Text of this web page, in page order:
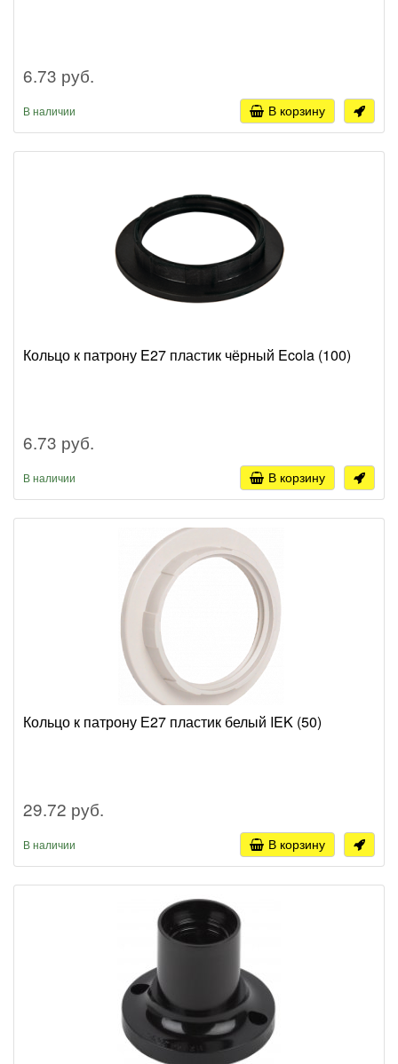
6.73 руб.
В наличии В корзину
Кольцо к патрону E27 пластик чёрный Ecola (100)
6.73 руб.
В наличии В корзину
Кольцо к патрону Е27 пластик белый IEK (50)
29.72 руб.
В наличии В корзину